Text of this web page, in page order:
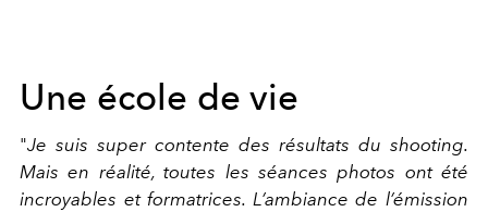
Une école de vie
"Je suis super contente des résultats du shooting.
Mais en réalité, toutes les séances photos ont été
incroyables et formatrices. L’ambiance de l’émission